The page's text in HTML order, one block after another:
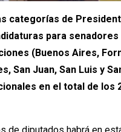
categorías de
para
(Buenos Aires,
San Juan, San Luis y
en el total de los